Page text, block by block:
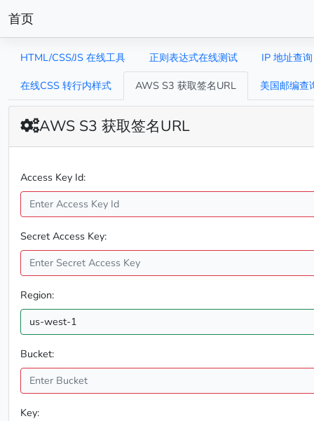
首页
HTML/CSS/JS 在线工具 正则表达式在线测试
IP 地址查询
在线CSS 转行内样式
AWS S3 获取签名URL 美国邮编查
AWS S3 获取签名URL
Access Key Id:
Secret Access Key:
Region:
Bucket:
Key: